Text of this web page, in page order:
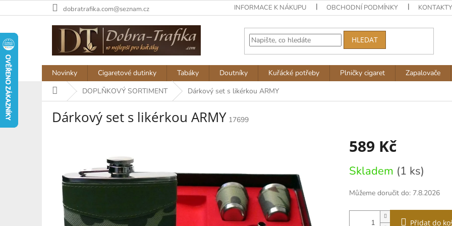
na
dobratrafika.com@seznam.cz INFORMACE K NÁKUPU OBCHODNÍ PODMÍNKY KONTAKTY
HLEDAT
Novinky Cigaretové dutinky Tabáky Doutníky Kuřácké potřeby Plničky cigaret Zapalovače
Domů DOPLŇKOVÝ SORTIMENT Dárkový set s likérkou ARMY
Dárkový set s likérkou ARMY 17699
589 Kč
cena:
Skladem (1 ks)
Můžeme doručit do: 7.8.2026
Přidat do